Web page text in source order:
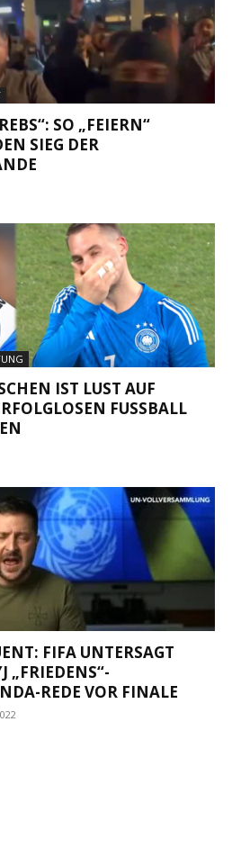
SO „FEIERN“
SIEG DER
IST LUST AUF
FUSSBALL V
FIFA UNTERSAGT
„FRIEDENS“-
REDE VOR FINALE